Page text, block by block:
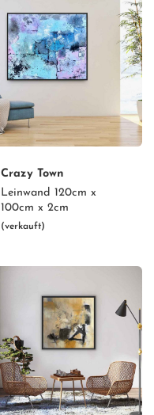
Crazy Town
Leinwand 120cm x
100cm x 2cm
(verkauft)